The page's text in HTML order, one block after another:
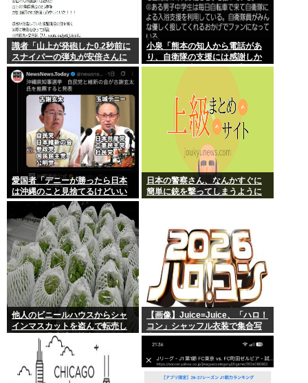
識者「山上が発砲した0.2秒前に
スナイパーの弾丸が安倍さんに
当たっていた！」 これ。
小泉「熊本の知人から電話があ
り、自衛隊の支援には感謝しか
ない、自衛隊のファンが増えて
愛国者「デニーが勝ったら日本
は沖縄のこと見捨てるけどいい
の？」
日本の警察さん、なんかすぐに
簡単に銃を撃ってしまうように
他人のビニールハウスからシャ
インマスカットを盗んで転売し
ていた無職逮捕！被害100万円ほ
【画像】Juice=Juice、「ハロ！
コン」シャッフル衣装で集合写
真